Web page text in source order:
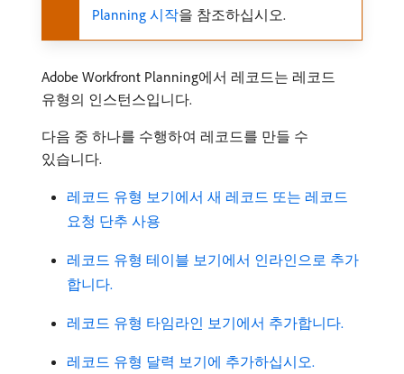
Planning 시작을 참조하십시오.
Adobe Workfront Planning에서 레코드는 레코드
유형의 인스턴스입니다.
다음 중 하나를 수행하여 레코드를 만들 수
있습니다.
레코드 유형 보기에서 새 레코드 또는 레코드
요청 단추 사용
레코드 유형 테이블 보기에서 인라인으로 추가
합니다.
레코드 유형 타임라인 보기에서 추가합니다.
레코드 유형 달력 보기에 추가하십시오.